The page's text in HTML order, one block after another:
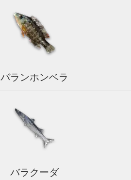
バランホンベラ
バラクーダ